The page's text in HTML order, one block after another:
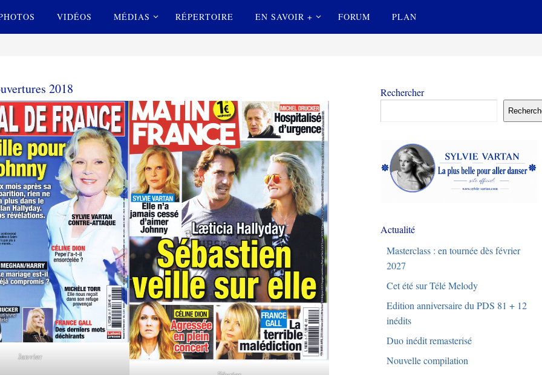
VIDÉOS MÉDIAS RÉPERTOIRE EN SAVOIR + FORUM PLAN
2018
Janvier
Rechercher
Actualité
Masterclass : en tournée dès février
2027
Cet été sur Télé Melody
Edition anniversaire du PDS 81 + 12
inédits
Duo inédit remasterisé
Nouvelle compilation